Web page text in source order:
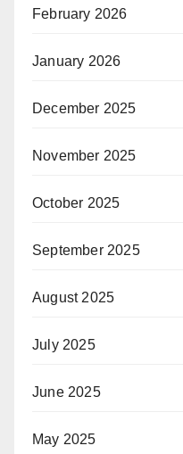
February 2026
January 2026
December 2025
November 2025
October 2025
September 2025
August 2025
July 2025
June 2025
May 2025